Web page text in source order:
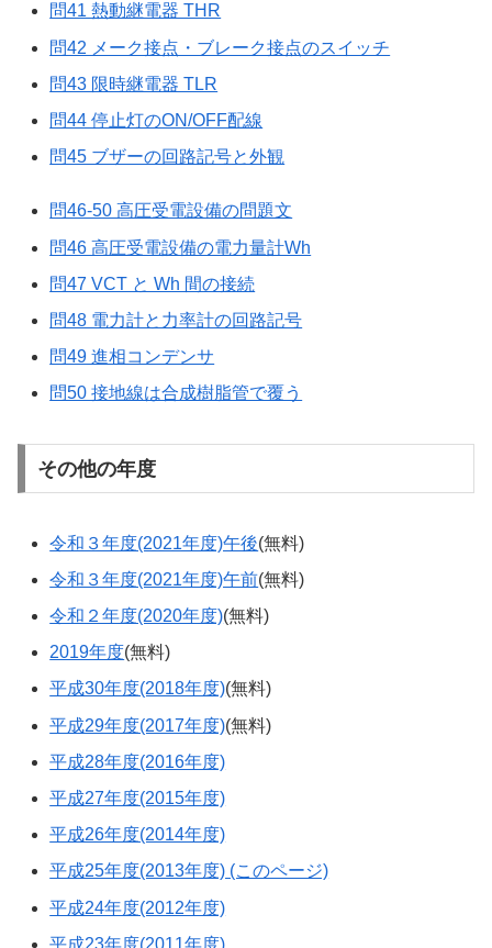
問41 熱動継電器 THR
問42 メーク接点・ブレーク接点のスイッチ
問43 限時継電器 TLR
問44 停止灯のON/OFF配線
問45 ブザーの回路記号と外観
問46-50 高圧受電設備の問題文
問46 高圧受電設備の電力量計Wh
問47 VCT と Wh 間の接続
問48 電力計と力率計の回路記号
問49 進相コンデンサ
問50 接地線は合成樹脂管で覆う
その他の年度
令和３年度(2021年度)午後(無料)
令和３年度(2021年度)午前(無料)
令和２年度(2020年度)(無料)
2019年度(無料)
平成30年度(2018年度)(無料)
平成29年度(2017年度)(無料)
平成28年度(2016年度)
平成27年度(2015年度)
平成26年度(2014年度)
平成25年度(2013年度) (このページ)
平成24年度(2012年度)
平成23年度(2011年度)